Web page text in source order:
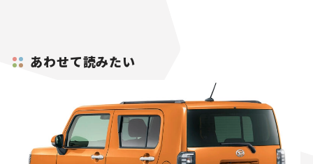
あわせて読みたい